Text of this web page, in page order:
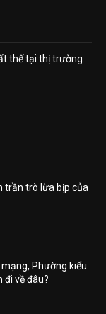
thế tại thị trường
trần trò lừa bịp của
Phường kiểu
đi về đâu?